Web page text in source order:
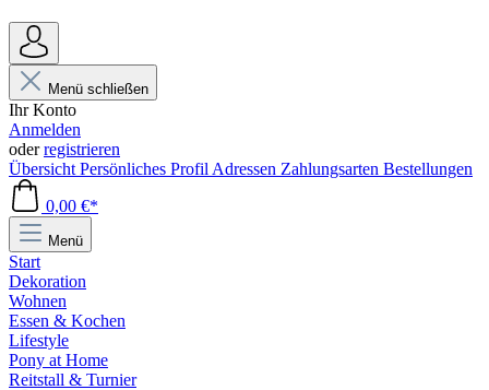
Menü schließen
Ihr Konto
Anmelden
oderregistrieren
Übersicht Persönliches Profil Adressen Zahlungsarten Bestellungen
0,00 €*
Menü
Start
Dekoration
Wohnen
Essen & Kochen
Lifestyle
Pony at Home
Reitstall & Turnier